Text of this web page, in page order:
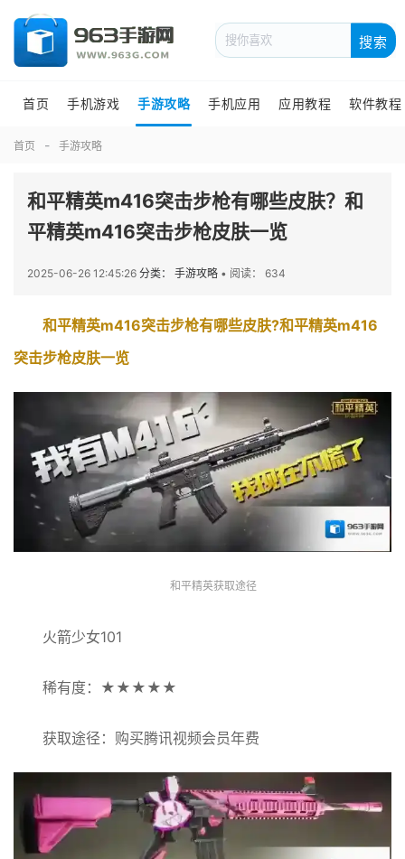
搜索
首页 手机游戏 手游攻略 手机应用 应用教程 软件教程
首页 手游攻略
和平精英m416突击步枪有哪些皮肤？和
平精英m416突击步枪皮肤一览
2025-06-26 12:45:26 分类： 手游攻略 • 阅读： 634
和平精英m416突击步枪有哪些皮肤?和平精英m416
突击步枪皮肤一览
和平精英获取途径
火箭少女101
稀有度：★★★★★
获取途径：购买腾讯视频会员年费